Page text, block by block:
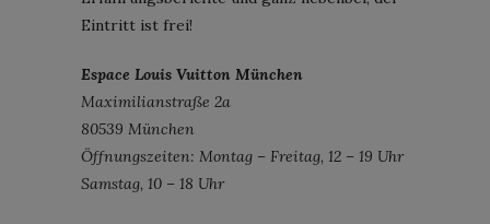
Eintritt ist frei!
Espace Louis Vuitton München
Maximilianstraße 2a
80539 München
Öffnungszeiten: Montag – Freitag, 12 – 19 Uhr
Samstag, 10 – 18 Uhr